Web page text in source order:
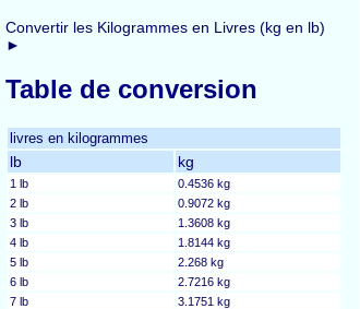
Convertir les Kilogrammes en Livres (kg en lb)
►
Table de conversion
livres en kilogrammes
lb kg
1 lb
0.4536 kg
2 lb
0.9072 kg
3 lb
1.3608 kg
4 lb
1.8144 kg
5 lb
2.268 kg
6 lb
2.7216 kg
7 lb
3.1751 kg